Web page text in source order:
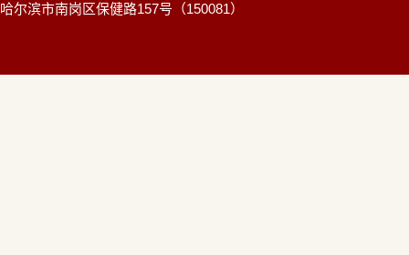
哈尔滨市南岗区保健路157号（150081）